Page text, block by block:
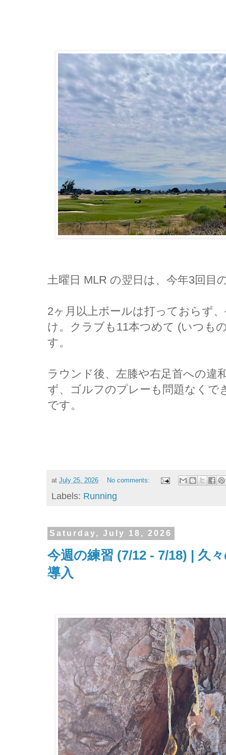
土曜日 MLR の翌日は、今年3回目
2ヶ月以上ボールは打っておらず
け。クラブも11本つめて (いつも
す。
ラウンド後、左膝や右足首への違
ず、ゴルフのプレーも問題なくで
です。
at July 25, 2026 No comments:
Labels: Running
Saturday, July 18, 2026
今週の練習 (7/12 - 7/18) | 久
導入